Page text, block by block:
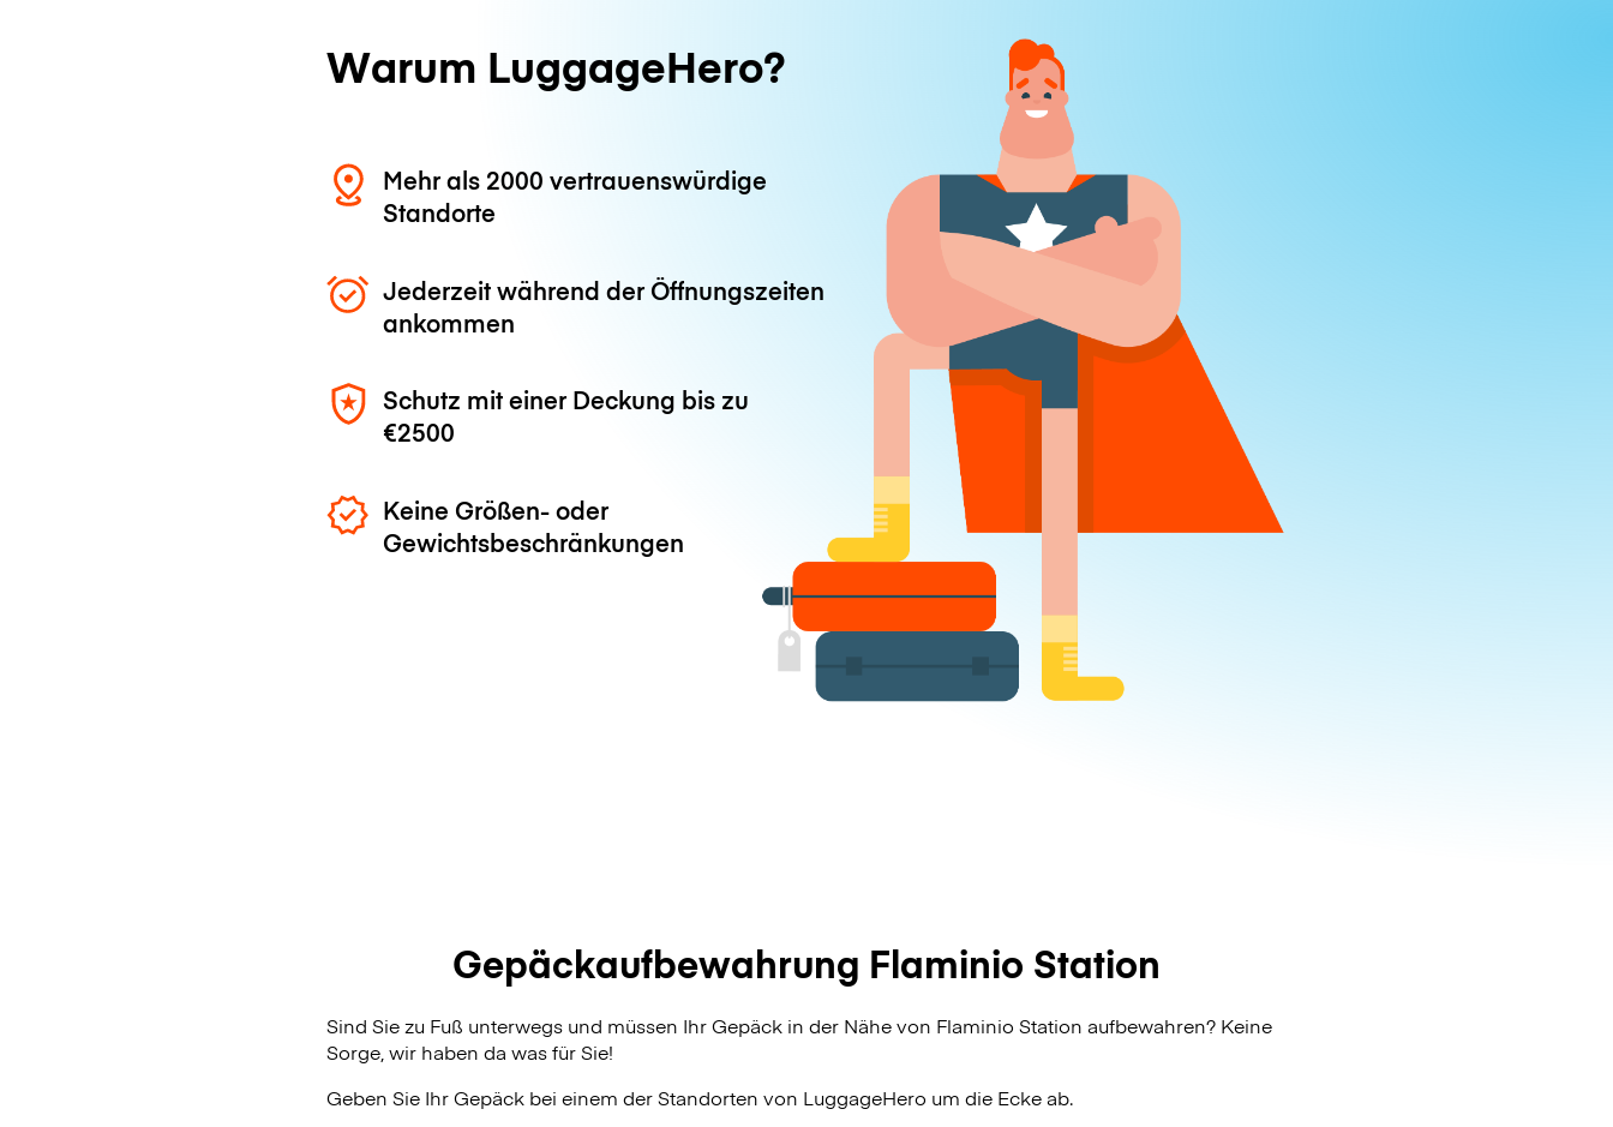
Warum LuggageHero?
Mehr als 2000 vertrauenswürdige
Standorte
Jederzeit während der Öffnungszeiten
ankommen
Schutz mit einer Deckung bis zu
€2500
Keine Größen- oder
Gewichtsbeschränkungen
Gepäckaufbewahrung Flaminio Station
Sind Sie zu Fuß unterwegs und müssen Ihr Gepäck in der Nähe von Flaminio Station aufbewahren? Keine
Sorge, wir haben da was für Sie!
Geben Sie Ihr Gepäck bei einem der Standorten von LuggageHero um die Ecke ab.